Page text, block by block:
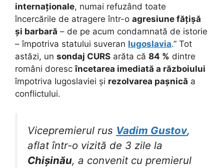
internaționale, numai refuzând toate
încercările de atragere într-o agresiune fățișă
și barbară – de pe acum condamnată de istorie
– împotriva statului suveran Iugoslavia.” Tot
astăzi, un sondaj CURS arăta că 84 % dintre
români dorescîncetarea imediată a războiului
împotriva Iugoslaviei și rezolvarea pașnică a
conflictului.
Vicepremierul rus Vadim Gustov,
aflat într-o vizită de 3 zile la
Chișinău, a convenit cu premierul